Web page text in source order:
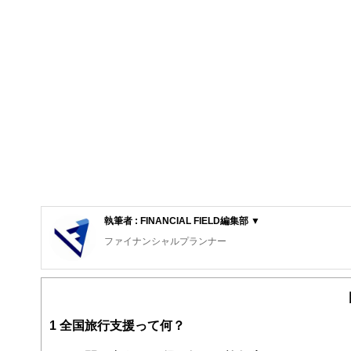
執筆者 : FINANCIAL FIELD編集部 ▼
ファイナンシャルプランナー
FinancialField編集部は、金融、経済に関する記事を、日
案から記事掲載まですべての工程に関わることで、読者目
1 全国旅行支援って何？